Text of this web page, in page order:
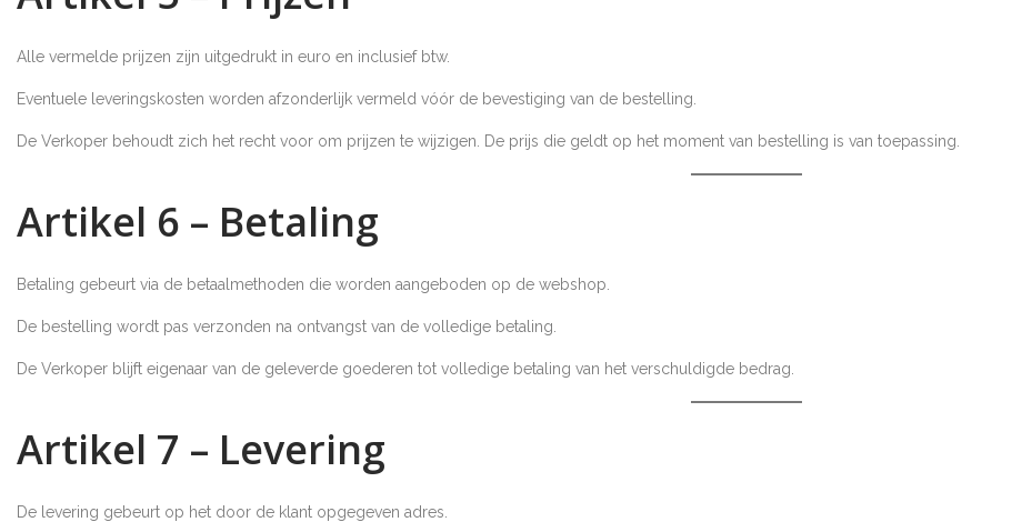
Alle vermelde prijzen zijn uitgedrukt in euro en inclusief btw.
Eventuele leveringskosten worden afzonderlijk vermeld vóór de bevestiging van de bestelling.
De Verkoper behoudt zich het recht voor om prijzen te wijzigen. De prijs die geldt op het moment van bestelling is van toepassing.
Artikel 6 – Betaling
Betaling gebeurt via de betaalmethoden die worden aangeboden op de webshop.
De bestelling wordt pas verzonden na ontvangst van de volledige betaling.
De Verkoper blijft eigenaar van de geleverde goederen tot volledige betaling van het verschuldigde bedrag.
Artikel 7 – Levering
De levering gebeurt op het door de klant opgegeven adres.